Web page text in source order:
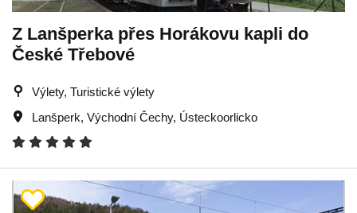
Z Lanšperka přes Horákovu kapli do
České Třebové
Výlety, Turistické výlety
Lanšperk, Východní Čechy, Ústeckoorlicko